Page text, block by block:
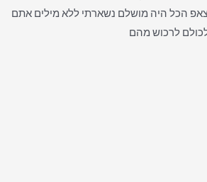
הכל היה מושלם נשארתי ללא מילים אתם
לרכוש מהם